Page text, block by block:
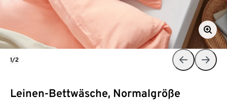
Leinen-Bettwäsche, Normalgröße
1/2